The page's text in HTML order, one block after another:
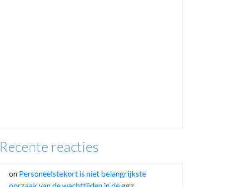
Recente reacties
on Personeelstekort is niet belangrijkste